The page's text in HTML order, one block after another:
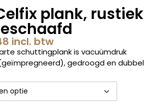
plank, rustiek
incl. btw
schuttingplank is vacuümdruk
gedroogd en dubbel